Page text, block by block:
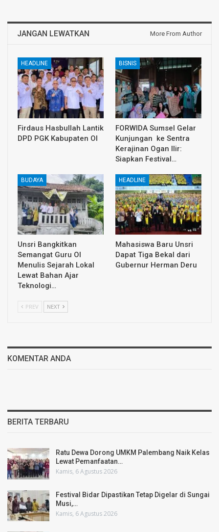
JANGAN LEWATKAN More From Author
HEADLINE
Firdaus Hasbullah Lantik
DPD PGK Kabupaten OI
BISNIS
FORWIDA Sumsel Gelar
Kunjungan ke Sentra
Kerajinan Ogan Ilir:
Siapkan Festival…
BUDAYA
Unsri Bangkitkan
Semangat Guru OI
Menulis Sejarah Lokal
Lewat Bahan Ajar
Teknologi…
HEADLINE
Mahasiswa Baru Unsri
Dapat Tiga Bekal dari
Gubernur Herman Deru
PREV NEXT
KOMENTAR ANDA
BERITA TERBARU
Ratu Dewa Dorong UMKM Palembang Naik Kelas
Lewat Pemanfaatan…
Kamis, 6 Agustus 2026
Festival Bidar Dipastikan Tetap Digelar di Sungai
Musi,…
Kamis, 6 Agustus 2026